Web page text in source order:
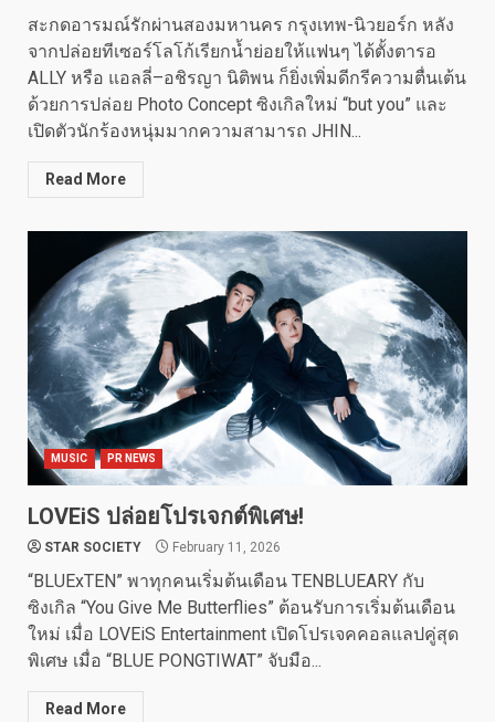
สะกดอารมณ์รักผ่านสองมหานคร กรุงเทพ-นิวยอร์ก หลัง
จากปล่อยทีเซอร์โลโก้เรียกน้ำย่อยให้แฟนๆ ได้ตั้งตารอ
ALLY หรือ แอลลี่–อชิรญา นิติพน ก็ยิ่งเพิ่มดีกรีความตื่นเต้น
ด้วยการปล่อย Photo Concept ซิงเกิลใหม่ “but you” และ
เปิดตัวนักร้องหนุ่มมากความสามารถ JHIN...
Read More
MUSIC PR NEWS
LOVEiS ปล่อยโปรเจกต์พิเศษ!
STAR SOCIETY February 11, 2026
“BLUExTEN” พาทุกคนเริ่มต้นเดือน TENBLUEARY กับ
ซิงเกิล “You Give Me Butterflies” ต้อนรับการเริ่มต้นเดือน
ใหม่ เมื่อ LOVEiS Entertainment เปิดโปรเจคคอลแลปคู่สุด
พิเศษ เมื่อ “BLUE PONGTIWAT” จับมือ...
Read More